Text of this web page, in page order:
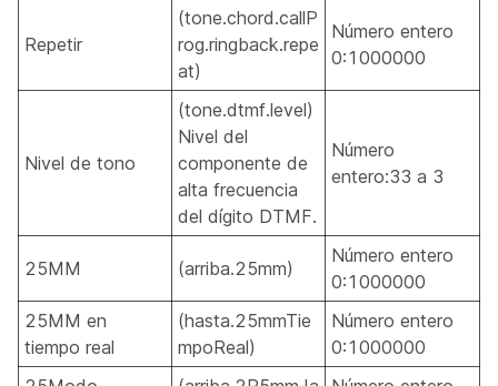
Repetir
(tone.chord.callP
rog.ringback.repe
at)
Número entero
0:1000000
Nivel de tono
(tone.dtmf.level)
Nivel del
componente de
alta frecuencia
del dígito DTMF.
Número
entero:33 a 3
25MM (arriba.25mm)
Número entero
0:1000000
25MM en
tiempo real
(hasta.25mmTie
mpoReal)
Número entero
0:1000000